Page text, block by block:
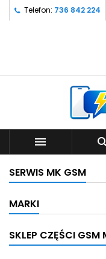
Telefon: 736 842 224

SERWIS MK GSM
MARKI
SKLEP CZĘŚCI GSM